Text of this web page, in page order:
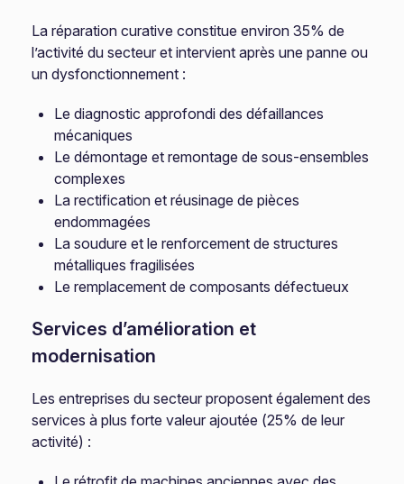
La réparation curative constitue environ 35% de
l’activité du secteur et intervient après une panne ou
un dysfonctionnement :
Le diagnostic approfondi des défaillances
mécaniques
Le démontage et remontage de sous-ensembles
complexes
La rectification et réusinage de pièces
endommagées
La soudure et le renforcement de structures
métalliques fragilisées
Le remplacement de composants défectueux
Services d’amélioration et
modernisation
Les entreprises du secteur proposent également des
services à plus forte valeur ajoutée (25% de leur
activité) :